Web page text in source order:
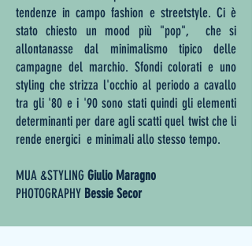
tendenze in campo fashion e streetstyle. Ci è
stato chiesto un mood più "pop", che si
allontanasse dal minimalismo tipico delle
campagne del marchio. Sfondi colorati e uno
styling che strizza l'occhio al periodo a cavallo
tra gli '80 e i '90 sono stati quindi gli elementi
determinanti per dare agli scatti quel twist che li
rende energici e minimali allo stesso tempo.
MUA &STYLING Giulio Maragno
PHOTOGRAPHY Bessie Secor